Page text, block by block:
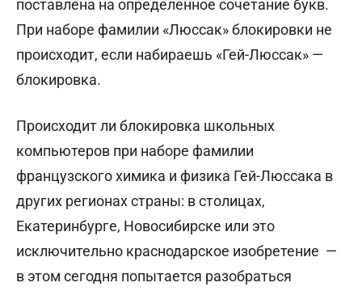
поставлена на определенное сочетание букв.
При наборе фамилии «Люссак» блокировки не
происходит, если набираешь «Гей-Люссак» —
блокировка.
Происходит ли блокировка школьных
компьютеров при наборе фамилии
французского химика и физика Гей-Люссака в
других регионах страны: в столицах,
Екатеринбурге, Новосибирске или это
исключительно краснодарское изобретение —
в этом сегодня попытается разобраться